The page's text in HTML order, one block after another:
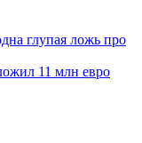
глупая ложь про
11 млн евро